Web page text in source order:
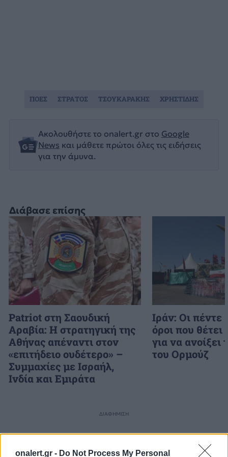
onalert.gr - Do Not Process My Personal
Διάβασε επίσης
Patriot στη Σαουδική
Αραβία: Η στρατηγική της
Αθήνας απέναντι στον
«επιτήδειο ουδέτερο» –
Συμμαχίες με Ισραήλ,
Ινδία και Εμιράτα
Ιράν: Οι πέντε
όροι που
για να ανοίξει
του Ορμούζ
Ακολουθήστε το onalert.gr στο Google
News και μάθετε πρώτοι όλες τις ειδήσεις
για την άμυνα.
ΠΟΕΣ ΣΤΡΑΤΟΣ ΤΣΟΥΚΑΡΑΚΗΣ ΧΡΗΣΤΙΔΗΣ
ΔΙΑΦΗΜΙΣΗ